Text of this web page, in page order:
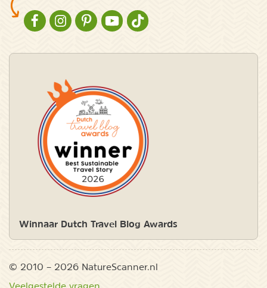
NATURESCANNER OP FACEBOOK
NATURESCANNER OP INSTAGRAM
NATURESCANNER OP PINTEREST
NATURESCANNER OP YOUTUBE
NATURESCANNER OP TIKTOK
Winnaar Dutch Travel Blog Awards
© 2010 – 2026 NatureScanner.nl
Veelgestelde vragen